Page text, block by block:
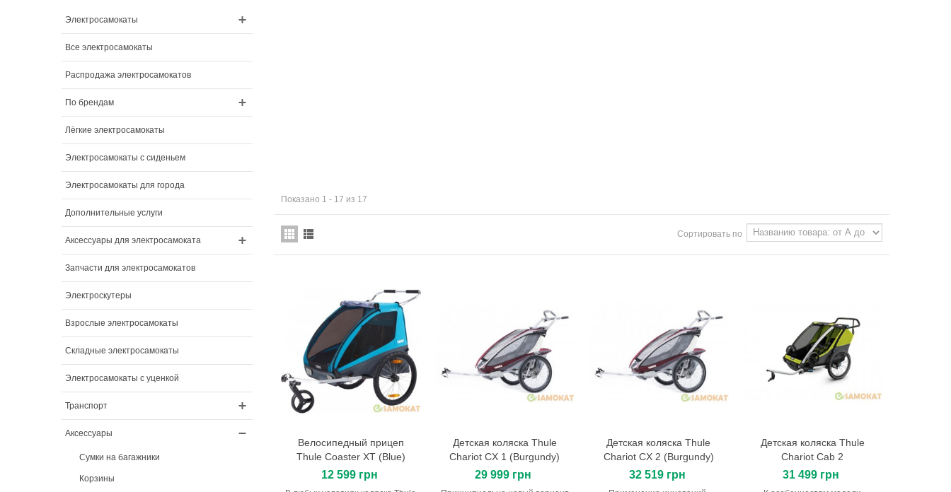
Электросамокаты
Все электросамокаты
Распродажа электросамокатов
По брендам
Лёгкие электросамокаты
Электросамокаты с сиденьем
Электросамокаты для города
Дополнительные услуги
Аксессуары для электросамоката
Запчасти для электросамокатов
Электроскутеры
Взрослые электросамокаты
Складные электросамокаты
Электросамокаты с уценкой
Транспорт
Аксессуары
Сумки на багажники
Корзины
Показано 1 - 17 из 17
Сортировать по
В корзину
Велосипедный прицеп
Thule Coaster XT (Blue)
12 599 грн
В корзину
Детская коляска Thule
Chariot CX 1 (Burgundy)
29 999 грн
В корзину
Детская коляска Thule
Chariot CX 2 (Burgundy)
32 519 грн
В корзину
Детская коляска Thule
Chariot Cab 2
31 499 грн